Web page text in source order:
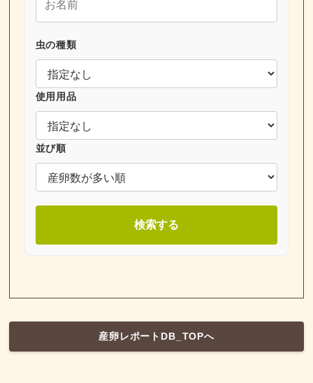
虫の種類
使用用品
並び順
検索する
産卵レポートDB_TOPへ